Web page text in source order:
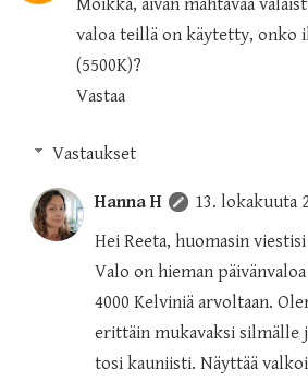
valoa teillä on käytetty, onko
(5500K)?
Vastaa
Vastaukset
Hanna H
13. lokakuuta
Hei Reeta, huomasin
Valo on hieman
4000 Kelviniä arvoltaan.
erittäin mukavaksi silmälle
tosi kauniisti. Näyttää